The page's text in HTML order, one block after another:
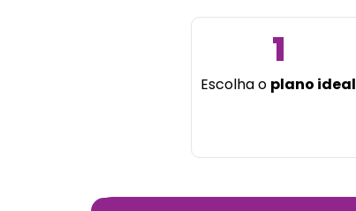
1
Escolha o plano ideal